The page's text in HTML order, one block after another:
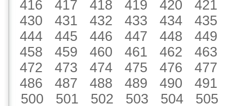
416
417 418 419 420
421
430
431 432 433 434
435
444
445 446 447 448
449
458
459 460 461 462
463
472
473 474 475 476
477
486
487 488 489 490
491
500
501 502 503 504
505